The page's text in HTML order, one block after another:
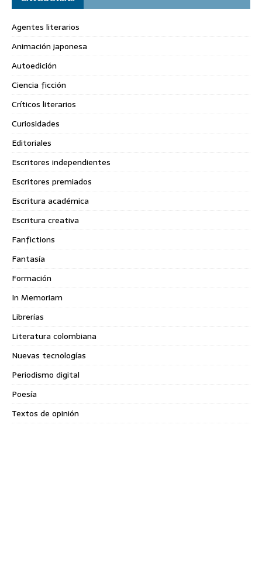
Agentes literarios
Animación japonesa
Autoedición
Ciencia ficción
Críticos literarios
Curiosidades
Editoriales
Escritores independientes
Escritores premiados
Escritura académica
Escritura creativa
Fanfictions
Fantasía
Formación
In Memoriam
Librerías
Literatura colombiana
Nuevas tecnologías
Periodismo digital
Poesía
Textos de opinión